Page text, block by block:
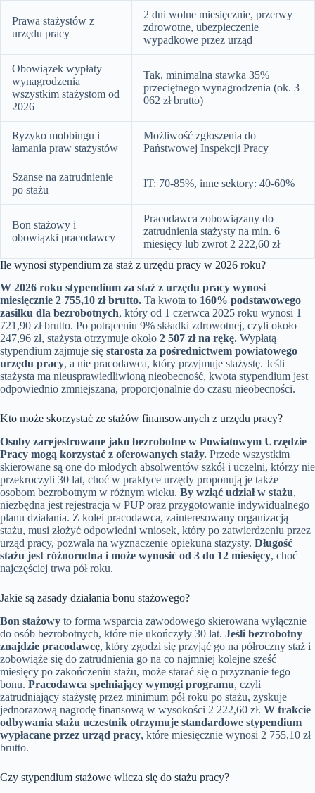
Prawa stażystów z
urzędu pracy
2 dni wolne miesięcznie, przerwy
zdrowotne, ubezpieczenie
wypadkowe przez urząd
Obowiązek wypłaty
wynagrodzenia
wszystkim stażystom od
2026
Tak, minimalna stawka 35%
przeciętnego wynagrodzenia (ok. 3
062 zł brutto)
Ryzyko mobbingu i
łamania praw stażystów
Możliwość zgłoszenia do
Państwowej Inspekcji Pracy
Szanse na zatrudnienie
po stażu
IT: 70-85%, inne sektory: 40-60%
Bon stażowy i
obowiązki pracodawcy
Pracodawca zobowiązany do
zatrudnienia stażysty na min. 6
miesięcy lub zwrot 2 222,60 zł
Ile wynosi stypendium za staż z urzędu pracy w 2026 roku?
W 2026 roku stypendium za staż z urzędu pracy wynosi
miesięcznie 2 755,10 zł brutto. Ta kwota to 160% podstawowego
zasiłku dla bezrobotnych, który od 1 czerwca 2025 roku wynosi 1
721,90 zł brutto. Po potrąceniu 9% składki zdrowotnej, czyli około
247,96 zł, stażysta otrzymuje około 2 507 zł na rękę. Wypłatą
stypendium zajmuje się starosta za pośrednictwem powiatowego
urzędu pracy, a nie pracodawca, który przyjmuje stażystę. Jeśli
stażysta ma nieusprawiedliwioną nieobecność, kwota stypendium jest
odpowiednio zmniejszana, proporcjonalnie do czasu nieobecności.
Kto może skorzystać ze stażów finansowanych z urzędu pracy?
Osoby zarejestrowane jako bezrobotne w Powiatowym Urzędzie
Pracy mogą korzystać z oferowanych staży. Przede wszystkim
skierowane są one do młodych absolwentów szkół i uczelni, którzy nie
przekroczyli 30 lat, choć w praktyce urzędy proponują je także
osobom bezrobotnym w różnym wieku. By wziąć udział w stażu,
niezbędna jest rejestracja w PUP oraz przygotowanie indywidualnego
planu działania. Z kolei pracodawca, zainteresowany organizacją
stażu, musi złożyć odpowiedni wniosek, który po zatwierdzeniu przez
urząd pracy, pozwala na wyznaczenie opiekuna stażysty. Długość
stażu jest różnorodna i może wynosić od 3 do 12 miesięcy, choć
najczęściej trwa pół roku.
Jakie są zasady działania bonu stażowego?
Bon stażowy to forma wsparcia zawodowego skierowana wyłącznie
do osób bezrobotnych, które nie ukończyły 30 lat. Jeśli bezrobotny
znajdzie pracodawcę, który zgodzi się przyjąć go na półroczny staż i
zobowiąże się do zatrudnienia go na co najmniej kolejne sześć
miesięcy po zakończeniu stażu, może starać się o przyznanie tego
bonu. Pracodawca spełniający wymogi programu, czyli
zatrudniający stażystę przez minimum pół roku po stażu, zyskuje
jednorazową nagrodę finansową w wysokości 2 222,60 zł. W trakcie
odbywania stażu uczestnik otrzymuje standardowe stypendium
wypłacane przez urząd pracy, które miesięcznie wynosi 2 755,10 zł
brutto.
Czy stypendium stażowe wlicza się do stażu pracy?